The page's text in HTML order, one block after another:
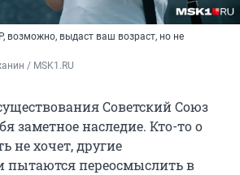
возможно, выдаст ваш возраст, но не
/ MSK1.RU
Советский Союз
заметное наследие. Кто-то о
не хочет, другие
пытаются переосмыслить в